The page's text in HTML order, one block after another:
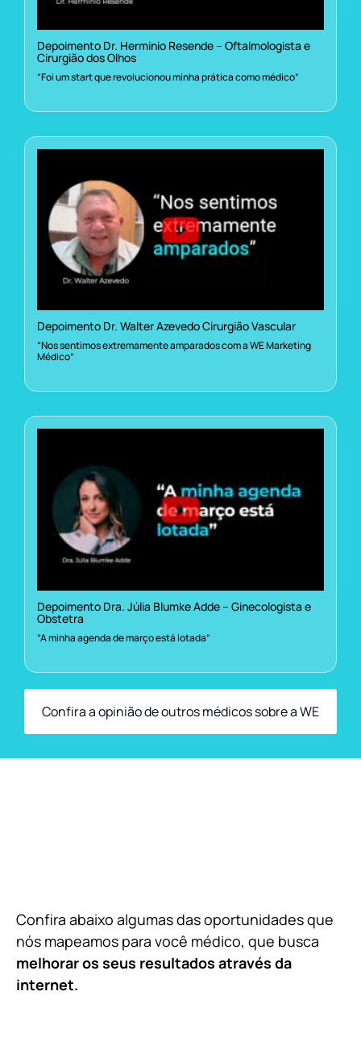
Depoimento Dr. Herminio Resende – Oftalmologista e
Cirurgião dos Olhos
“Foi um start que revolucionou minha prática como médico”
Depoimento Dr. Walter Azevedo Cirurgião Vascular
“Nos sentimos extremamente amparados com a WE Marketing
Médico”
Depoimento Dra. Júlia Blumke Adde – Ginecologista e
Obstetra
“A minha agenda de março está lotada”
Confira a opinião de outros médicos sobre a WE
Confira abaixo algumas das oportunidades que
nós mapeamos para você médico, que busca
melhorar os seus resultados através da
internet.